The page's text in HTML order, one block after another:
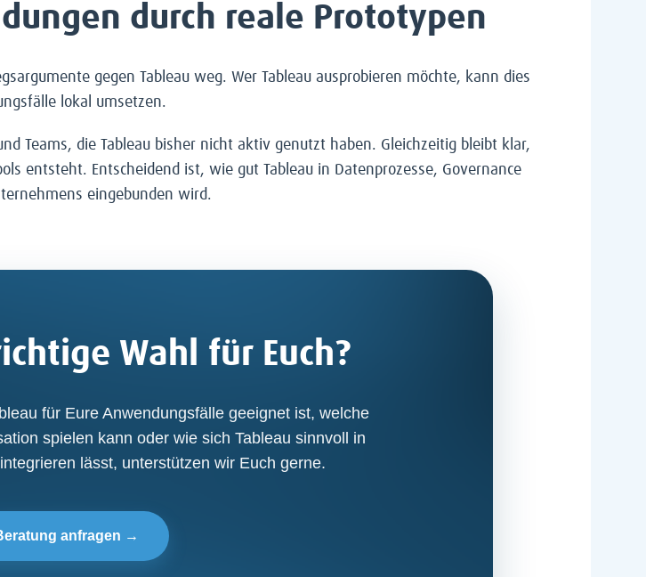
durch reale Prototypen
gegen Tableau weg. Wer Tableau ausprobieren möchte, kann dies
lokal umsetzen.
Teams, die Tableau bisher nicht aktiv genutzt haben. Gleichzeitig bleibt klar,
entsteht. Entscheidend ist, wie gut Tableau in Datenprozesse, Governance
eingebunden wird.
Wahl für Euch?
für Eure Anwendungsfälle geeignet ist, welche
spielen kann oder wie sich Tableau sinnvoll in
lässt, unterstützen wir Euch gerne.
anfragen →